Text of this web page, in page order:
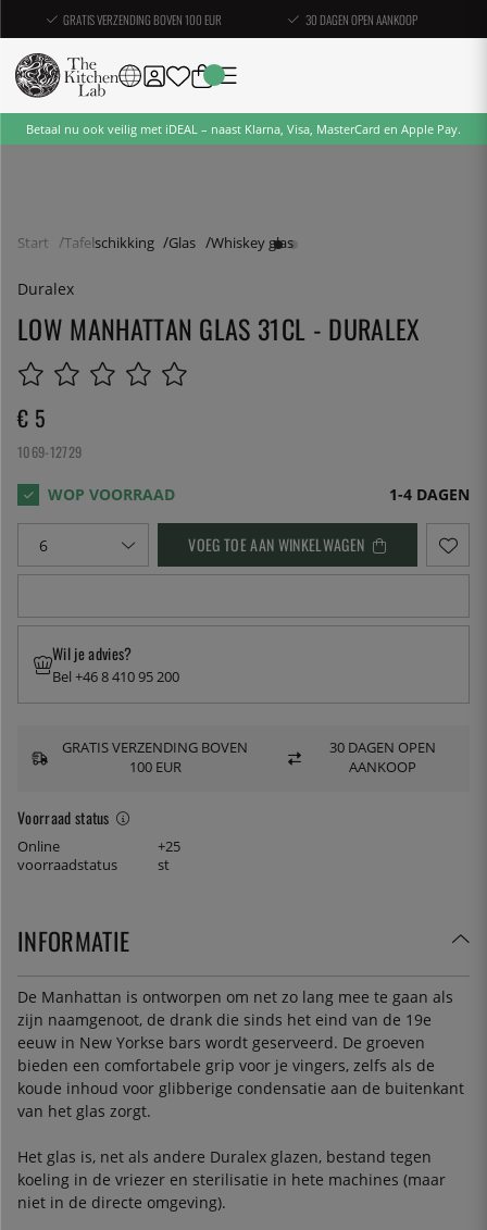
GRATIS VERZENDING BOVEN 100 EUR 30 DAGEN OPEN AANKOOP
Betaal nu ook veilig met iDEAL – naast Klarna, Visa, MasterCard en Apple Pay.
Start Tafelschikking Glas Whiskey glas
Duralex
LOW MANHATTAN GLAS 31CL - DURALEX
€ 5
1069-12729
1-4 DAGEN
VOEG TOE AAN WINKELWAGEN
Voorraad status
Online
voorraadstatus
+25
st
Wil je advies?
Bel +46 8 410 95 200
GRATIS VERZENDING BOVEN
100 EUR
30 DAGEN OPEN
AANKOOP
INFORMATIE
De Manhattan is ontworpen om net zo lang mee te gaan als
zijn naamgenoot, de drank die sinds het eind van de 19e
eeuw in New Yorkse bars wordt geserveerd. De groeven
bieden een comfortabele grip voor je vingers, zelfs als de
koude inhoud voor glibberige condensatie aan de buitenkant
van het glas zorgt.
Het glas is, net als andere Duralex glazen, bestand tegen
koeling in de vriezer en sterilisatie in hete machines (maar
niet in de directe omgeving).